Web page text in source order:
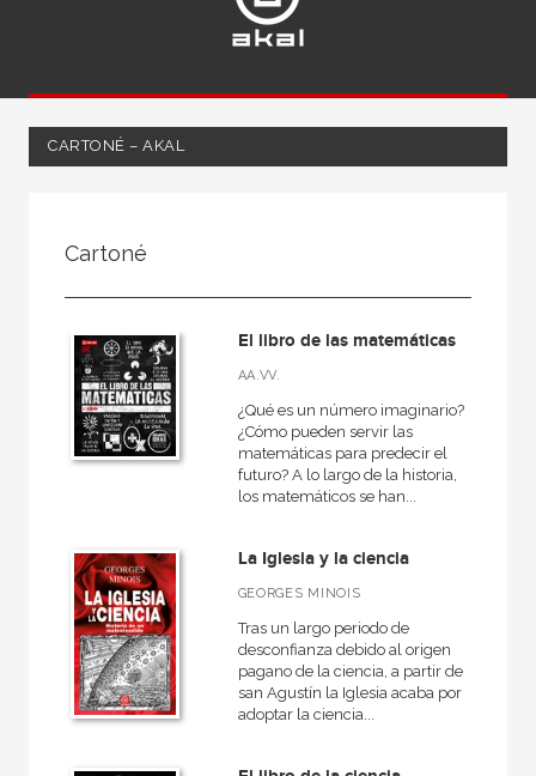
CARTONÉ – AKAL
Ciencias naturales y técnicas
Matemáticas
MATERIAS
Matemáticas
Biología, Medio Ambiente y Geología
NUESTRAS COLECCIONES
Cartoné
El libro de las matemáticas
AA.VV.
¿Qué es un número imaginario?
¿Cómo pueden servir las
matemáticas para predecir el
futuro? A lo largo de la historia,
los matemáticos se han...
La Iglesia y la ciencia
GEORGES MINOIS
Tras un largo periodo de
desconfianza debido al origen
pagano de la ciencia, a partir de
san Agustín la Iglesia acaba por
adoptar la ciencia...